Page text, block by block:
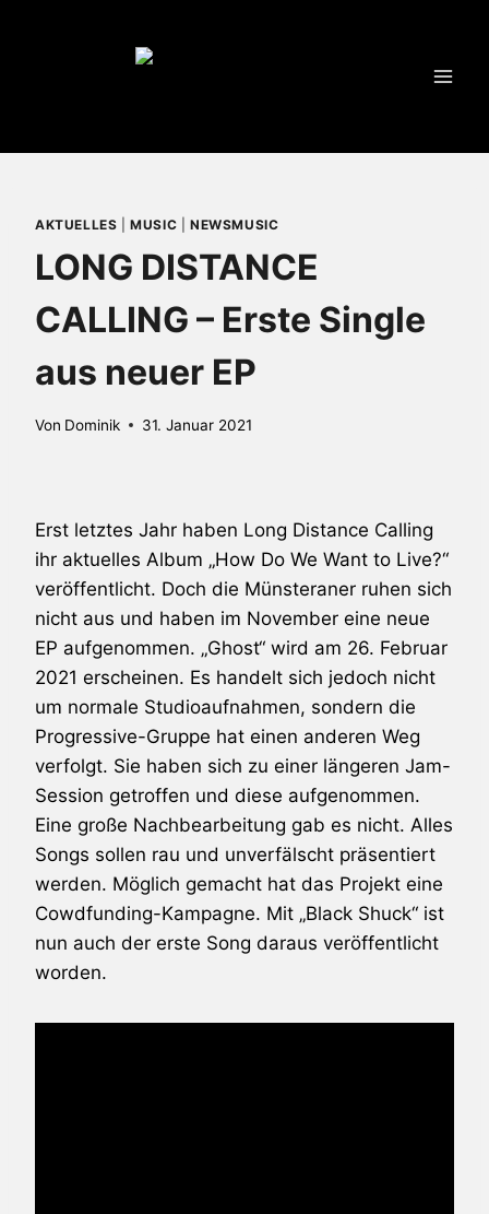
AKTUELLES |MUSIC NEWSMUSIC
LONG DISTANCE
CALLING – Erste Single
aus neuer EP
Von Dominik 31. Januar 2021
Erst letztes Jahr haben Long Distance Calling
ihr aktuelles Album „How Do We Want to Live?“
veröffentlicht. Doch die Münsteraner ruhen sich
nicht aus und haben im November eine neue
EP aufgenommen. „Ghost“ wird am 26. Februar
2021 erscheinen. Es handelt sich jedoch nicht
um normale Studioaufnahmen, sondern die
Progressive-Gruppe hat einen anderen Weg
verfolgt. Sie haben sich zu einer längeren Jam-
Session getroffen und diese aufgenommen.
Eine große Nachbearbeitung gab es nicht. Alles
Songs sollen rau und unverfälscht präsentiert
werden. Möglich gemacht hat das Projekt eine
Cowdfunding-Kampagne. Mit „Black Shuck“ ist
nun auch der erste Song daraus veröffentlicht
worden.